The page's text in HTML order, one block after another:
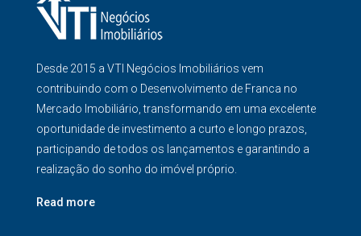
Desde 2015 a VTI Negócios Imobiliários vem
contribuindo com o Desenvolvimento de Franca no
Mercado Imobiliário, transformando em uma excelente
oportunidade de investimento a curto e longo prazos,
participando de todos os lançamentos e garantindo a
realização do sonho do imóvel próprio.
Read more